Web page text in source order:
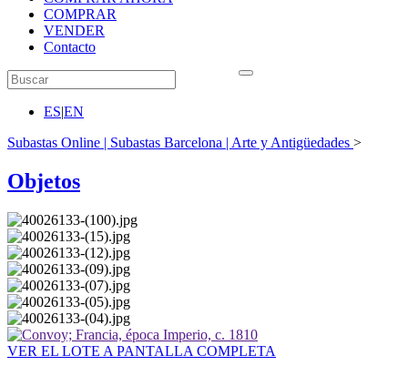
COMPRAR
VENDER
Contacto
ES|EN
Subastas Online | Subastas Barcelona | Arte y Antigüedades >
Objetos
VER EL LOTE A PANTALLA COMPLETA